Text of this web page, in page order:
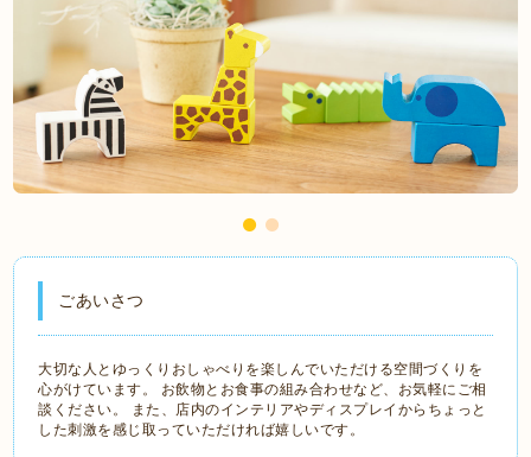
ごあいさつ
大切な人とゆっくりおしゃべりを楽しんでいただける空間づくりを
心がけています。 お飲物とお食事の組み合わせなど、お気軽にご相
談ください。 また、店内のインテリアやディスプレイからちょっと
した刺激を感じ取っていただければ嬉しいです。